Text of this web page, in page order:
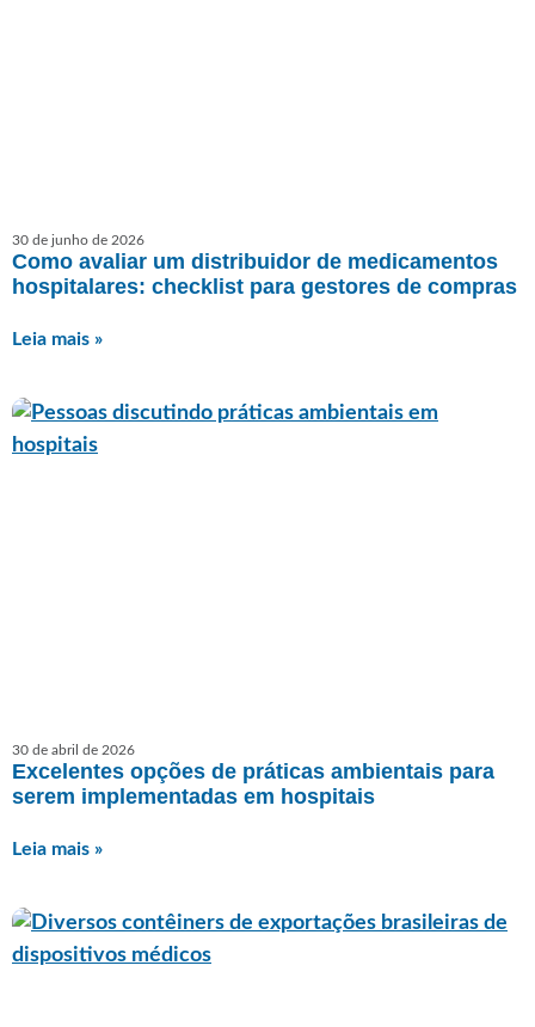
Como avaliar um distribuidor de medicamentos
hospitalares: checklist para gestores de compras
30 de junho de 2026
Leia mais »
Excelentes opções de práticas ambientais para
serem implementadas em hospitais
30 de abril de 2026
Leia mais »